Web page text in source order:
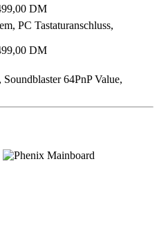
DM
PC Tastaturanschluss,
DM
64PnP Value,